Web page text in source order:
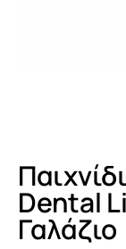
Dental
Γαλάζιο